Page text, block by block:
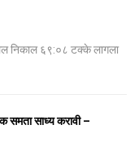
निकाल ६९:०८ टक्के लागला
समता साध्य करावी –